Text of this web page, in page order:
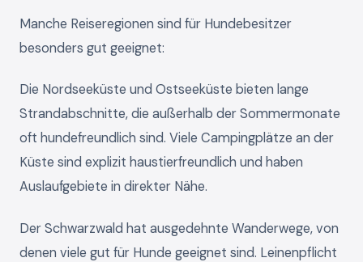
Manche Reiseregionen sind für Hundebesitzer
besonders gut geeignet:
Die Nordseeküste und Ostseeküste bieten lange
Strandabschnitte, die außerhalb der Sommermonate
oft hundefreundlich sind. Viele Campingplätze an der
Küste sind explizit haustierfreundlich und haben
Auslaufgebiete in direkter Nähe.
Der Schwarzwald hat ausgedehnte Wanderwege, von
denen viele gut für Hunde geeignet sind. Leinenpflicht